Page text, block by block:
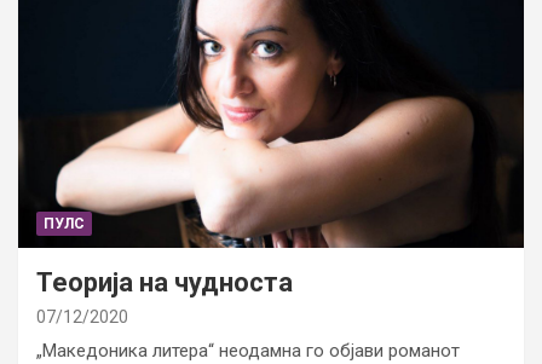
ПУЛС
Теорија на чудноста
07/12/2020
„Македоника литера“ неодамна го објави романот